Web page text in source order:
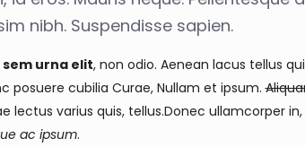
nibh. Suspendisse sapien.
sem urna elit, non odio. Aenean lacus tellus
posuere cubilia Curae, Nullam et ipsum.
lectus varius quis, tellus.Donec ullamcorper
ac ipsum.